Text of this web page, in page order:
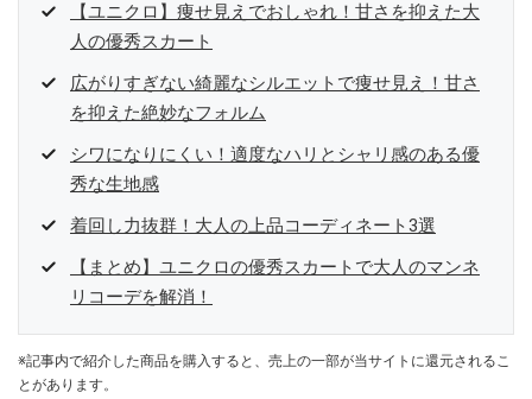
【ユニクロ】痩せ見えでおしゃれ！甘さを抑えた大
人の優秀スカート
広がりすぎない綺麗なシルエットで痩せ見え！甘さ
を抑えた絶妙なフォルム
シワになりにくい！適度なハリとシャリ感のある優
秀な生地感
着回し力抜群！大人の上品コーディネート3選
【まとめ】ユニクロの優秀スカートで大人のマンネ
リコーデを解消！
※記事内で紹介した商品を購入すると、売上の一部が当サイトに還元されるこ
とがあります。